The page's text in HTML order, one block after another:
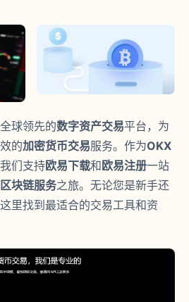
球领先的数字资产交易平台，为
的加密货币交易服务。作为OKX
们支持欧易下载和欧易注册一站
区块链服务之旅。无论您是新手还
里找到最适合的交易工具和资